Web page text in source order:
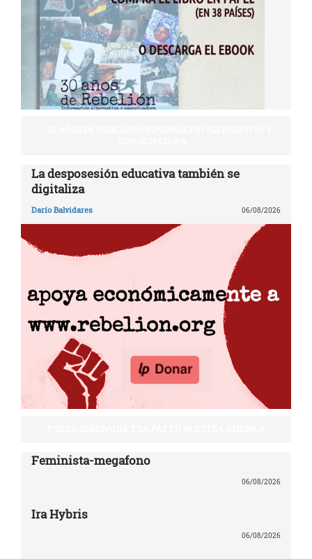
La desposesión educativa también se
digitaliza
Darío Balvidares 06/08/2026
Feminista-megafono
06/08/2026
Ira Hybris
06/08/2026